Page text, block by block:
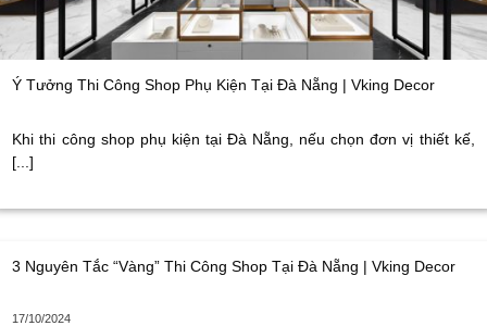
Ý Tưởng Thi Công Shop Phụ Kiện Tại Đà Nẵng | Vking Decor
Khi thi công shop phụ kiện tại Đà Nẵng, nếu chọn đơn vị thiết kế,
[...]
3 Nguyên Tắc “Vàng” Thi Công Shop Tại Đà Nẵng | Vking Decor
17/10/2024